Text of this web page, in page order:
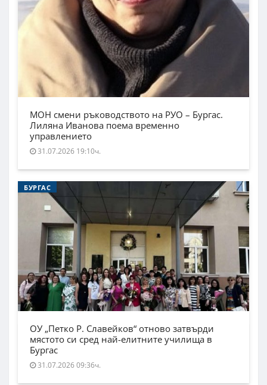
МОН смени ръководството на РУО – Бургас.
Лиляна Иванова поема временно
управлението
31.07.2026 19:10ч.
БУРГАС
ОУ „Петко Р. Славейков“ отново затвърди
мястото си сред най-елитните училища в
Бургас
31.07.2026 09:36ч.